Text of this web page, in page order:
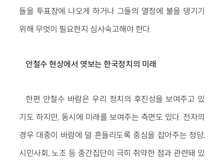
들을 투표장에 나오게 하거나 그들의 열정에 불을 댕기기
위해 무엇이 필요한지 심사숙고해야 한다.
안철수 현상에서 엿보는 한국정치의 미래
한편 안철수 바람은 우리 정치의 후진성을 보여주고 있
기도 하지만, 동시에 미래를 보여주는 측면도 있다. 전자의
경우 대중이 바람에 덜 흔들리도록 중심을 잡아주는 정당,
시민사회, 노조 등 중간집단이 극히 취약한 점과 관련돼 있